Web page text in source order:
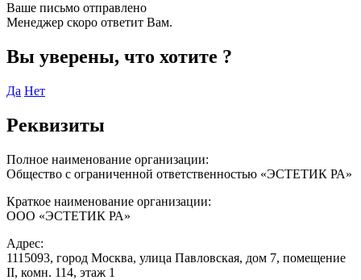
Ваше письмо отправлено
Менеджер скоро ответит Вам.
Вы уверены, что хотите ?
Да Нет
Реквизиты
Полное наименование организации:
Общество с ограниченной ответственностью «ЭСТЕТИК РА»
Краткое наименование организации:
ООО «ЭСТЕТИК РА»
Адрес:
1115093, город Москва, улица Павловская, дом 7, помещение
II, комн. 114, этаж 1